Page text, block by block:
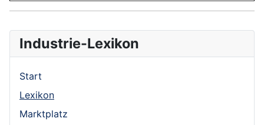
Industrie-Lexikon
Start
Lexikon
Marktplatz